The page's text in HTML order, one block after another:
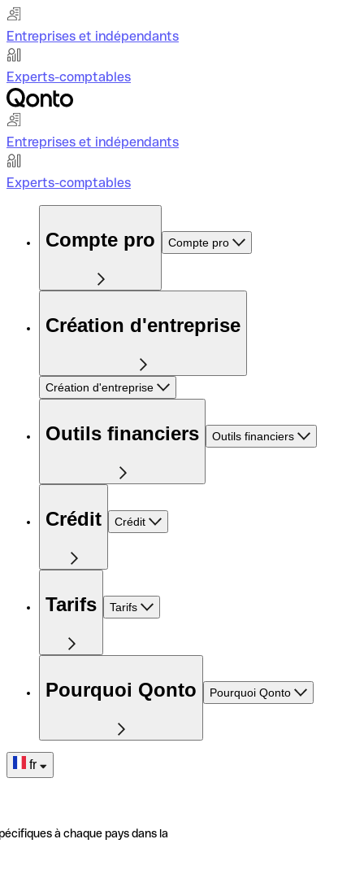
Entreprises et indépendants
Experts-comptables
Entreprises et indépendants
Experts-comptables
Compte pro Compte pro
Création d'entreprise
Création d'entreprise
Outils financiers Outils financiers
Crédit Crédit
Tarifs Tarifs
Pourquoi Qonto Pourquoi Qonto
fr
à chaque pays dans la